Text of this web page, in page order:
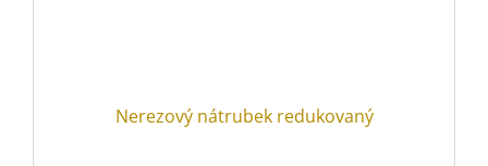
Nerezový nátrubek redukovaný